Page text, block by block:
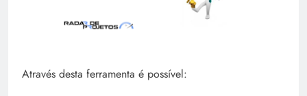
Através desta ferramenta é possível: